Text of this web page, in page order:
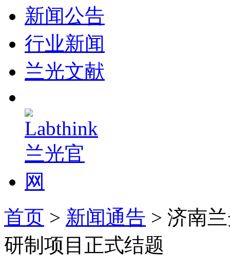
新闻公告
行业新闻
兰光文献
首页 > 新闻通告 > 济南
研制项目正式结题